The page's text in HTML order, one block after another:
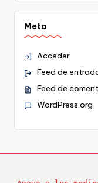
Meta
Acceder
Feed de
Feed de
WordPress.org